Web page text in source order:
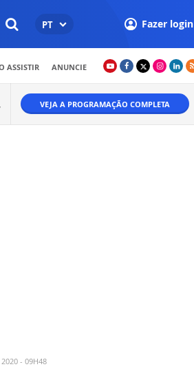
PT Fazer login
ASSISTIR ANUNCIE
VEJA A PROGRAMAÇÃO COMPLETA
- 09H48